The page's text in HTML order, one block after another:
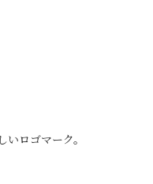
ロゴマーク。